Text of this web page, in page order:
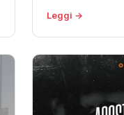
sono...
Leggi →